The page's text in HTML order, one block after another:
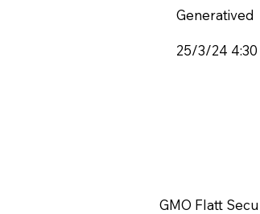
Generatived
25/3/24 4:30
GMO Flatt